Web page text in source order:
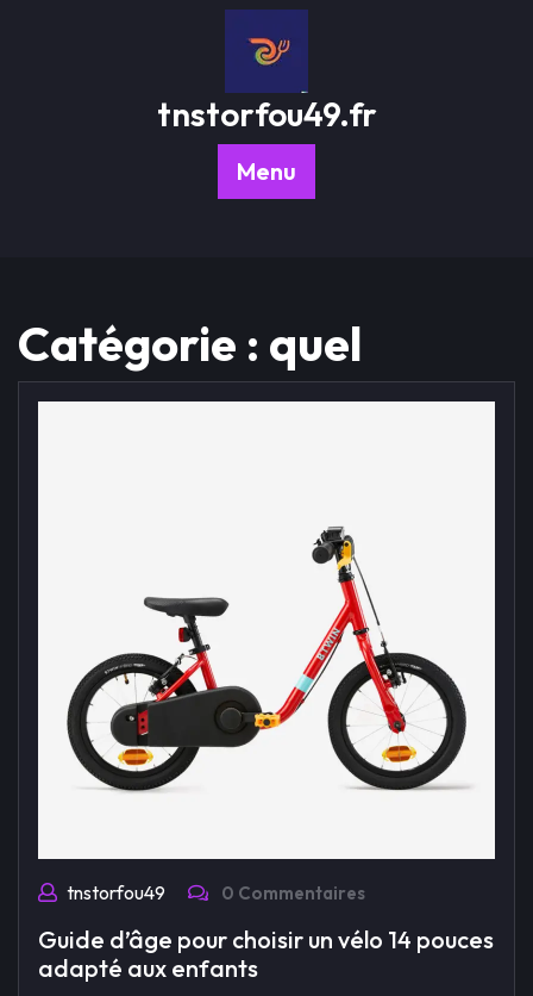
tnstorfou49.fr
Menu
Catégorie : quel
tnstorfou49 0 Commentaires
Guide d’âge pour choisir un vélo 14 pouces
adapté aux enfants